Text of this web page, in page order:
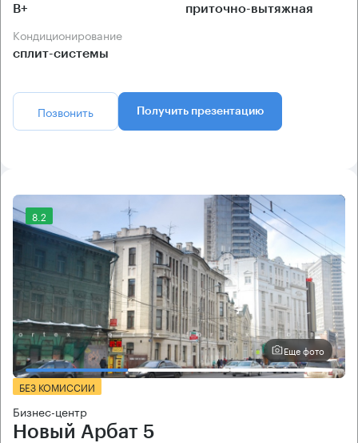
B+ приточно-вытяжная
Кондиционирование
сплит-системы
Позвонить Получить презентацию
8.2
Еще фото
БЕЗ КОМИССИИ
Бизнес-центр
Новый Арбат 5